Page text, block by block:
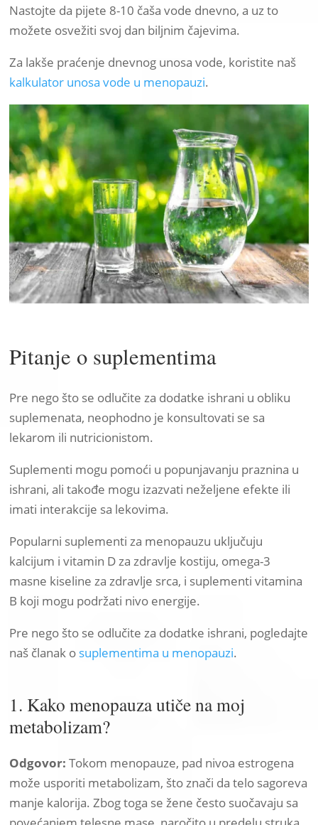
Nastojte da pijete 8-10 čaša vode dnevno, a uz to
možete osvežiti svoj dan biljnim čajevima.
Za lakše praćenje dnevnog unosa vode, koristite naš
kalkulator unosa vode u menopauzi.
Pitanje o suplementima
Pre nego što se odlučite za dodatke ishrani u obliku
suplemenata, neophodno je konsultovati se sa
lekarom ili nutricionistom.
Suplementi mogu pomoći u popunjavanju praznina u
ishrani, ali takođe mogu izazvati neželjene efekte ili
imati interakcije sa lekovima.
Popularni suplementi za menopauzu uključuju
kalcijum i vitamin D za zdravlje kostiju, omega-3
masne kiseline za zdravlje srca, i suplementi vitamina
B koji mogu podržati nivo energije.
Pre nego što se odlučite za dodatke ishrani, pogledajte
naš članak o suplementima u menopauzi.
1. Kako menopauza utiče na moj
metabolizam?
Odgovor: Tokom menopauze, pad nivoa estrogena
može usporiti metabolizam, što znači da telo sagoreva
manje kalorija. Zbog toga se žene često suočavaju sa